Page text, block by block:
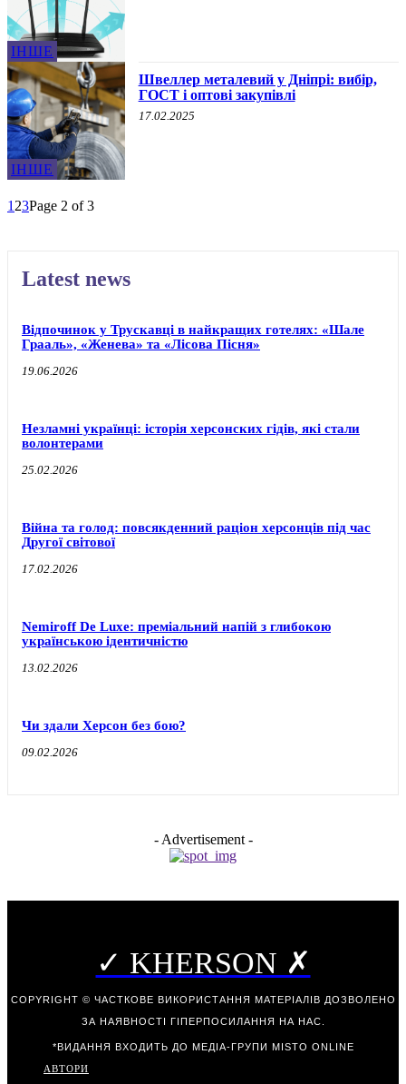
ІНШЕ
ІНШЕ
Швеллер металевий у Дніпрі: вибір,
ГОСТ і оптові закупівлі
17.02.2025
1 23Page 2 of 3
Latest news
Відпочинок у Трускавці в найкращих готелях: «Шале
Грааль», «Женева» та «Лісова Пісня»
19.06.2026
Незламні українці: історія херсонских гідів, які стали
волонтерами
25.02.2026
Війна та голод: повсякденний раціон херсонців під час
Другої світової
17.02.2026
Nemiroff De Luxe: преміальний напій з глибокою
українською ідентичністю
13.02.2026
Чи здали Херсон без бою?
09.02.2026
- Advertisement -
✓ KHERSON ✗
COPYRIGHT © ЧАСТКОВЕ ВИКОРИСТАННЯ МАТЕРІАЛІВ ДОЗВОЛЕНО
ЗА НАЯВНОСТІ ГІПЕРПОСИЛАННЯ НА НАС.
*ВИДАННЯ ВХОДИТЬ ДО МЕДІА-ГРУПИ MISTO ONLINE
АВТОРИ